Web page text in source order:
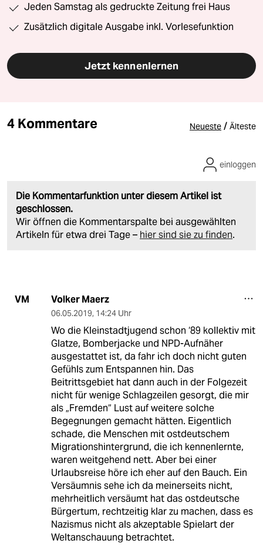
Jeden Samstag als gedruckte Zeitung frei Haus
Zusätzlich digitale Ausgabe inkl. Vorlesefunktion
Jetzt kennenlernen
4 Kommentare Neueste / Älteste
Die Kommentarfunktion unter diesem Artikel ist
geschlossen.
Wir öffnen die Kommentarspalte bei ausgewählten
Artikeln für etwa drei Tage – hier sind sie zu finden.
einloggen
VM Volker Maerz
06.05.2019, 14:24 Uhr
Wo die Kleinstadtjugend schon ‘89 kollektiv mit
Glatze, Bomberjacke und NPD-Aufnäher
ausgestattet ist, da fahr ich doch nicht guten
Gefühls zum Entspannen hin. Das
Beitrittsgebiet hat dann auch in der Folgezeit
nicht für wenige Schlagzeilen gesorgt, die mir
als „Fremden“ Lust auf weitere solche
Begegnungen gemacht hätten. Eigentlich
schade, die Menschen mit ostdeutschem
Migrationshintergrund, die ich kennenlernte,
waren weitgehend nett. Aber bei einer
Urlaubsreise höre ich eher auf den Bauch. Ein
Versäumnis sehe ich da meinerseits nicht,
mehrheitlich versäumt hat das ostdeutsche
Bürgertum, rechtzeitig klar zu machen, dass es
Nazismus nicht als akzeptable Spielart der
Weltanschauung betrachtet.